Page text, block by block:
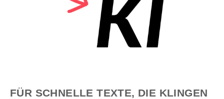
FÜR SCHNELLE TEXTE, DIE KLINGEN